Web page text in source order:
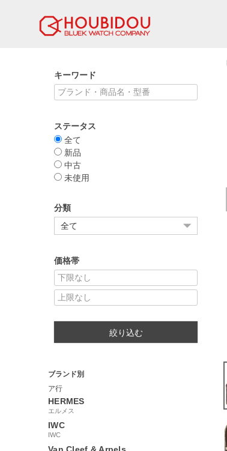
キーワード
ステータス
全て
新品
中古
未使用
分類
価格帯
絞り込む
ブランド別
ア行
HERMES
エルメス
IWC
IWC
Van Cleef & Arpels